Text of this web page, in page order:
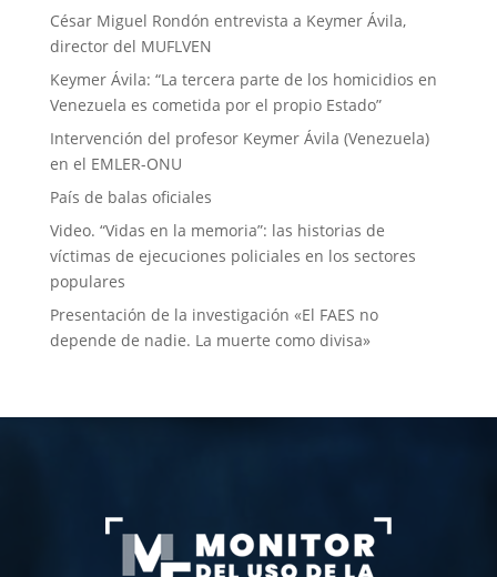
César Miguel Rondón entrevista a Keymer Ávila,
director del MUFLVEN
Keymer Ávila: “La tercera parte de los homicidios en
Venezuela es cometida por el propio Estado”
Intervención del profesor Keymer Ávila (Venezuela)
en el EMLER-ONU
País de balas oficiales
Video. “Vidas en la memoria”: las historias de
víctimas de ejecuciones policiales en los sectores
populares
Presentación de la investigación «El FAES no
depende de nadie. La muerte como divisa»